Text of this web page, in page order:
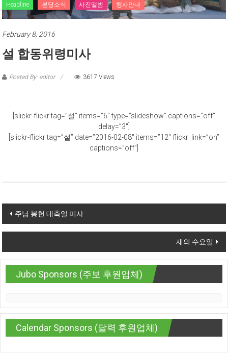
Headline 본당소식 사진앨범 행사안내
February 8, 2016
설 합동위령미사
Posted By: editor 3617 Views
[slickr-flickr tag=”설” items=”6″ type=”slideshow” captions=”off”
delay=”3″]
[slickr-flickr tag=”설” date=”2016-02-08″ items=”12″ flickr_link=”on”
captions=”off”]
Post navigation
주님 봉헌 대축일 미사
재의 수요일
Jubo Sponsors (주보 후원업체)
Calendar Sponsors (달력 후원업체)